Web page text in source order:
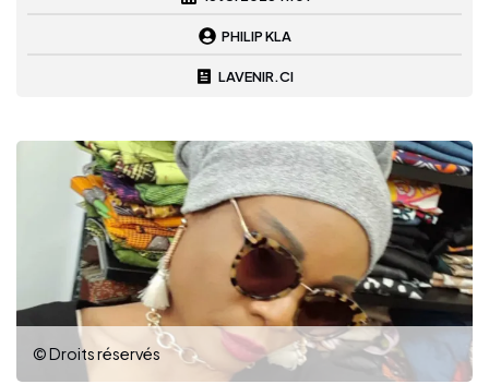
PHILIP KLA
LAVENIR.CI
© Droits réservés